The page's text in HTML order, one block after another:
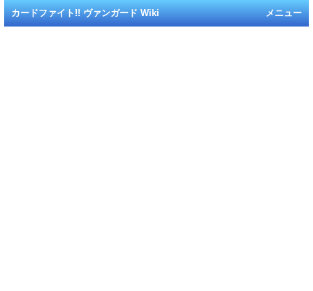
メニュー
カードファイト!! ヴァンガード Wiki